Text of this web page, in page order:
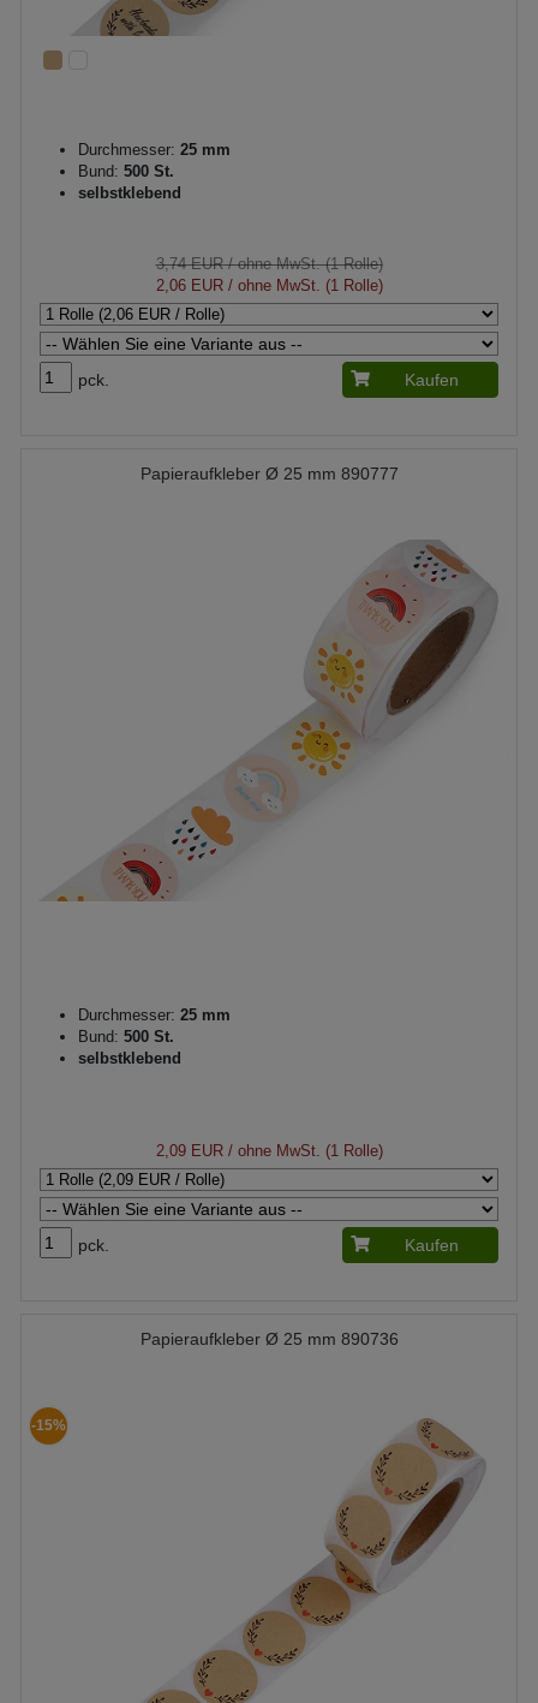
Durchmesser: 25 mm
Bund: 500 St.
selbstklebend
3,74 EUR/ ohne MwSt. (1 Rolle)
2,06 EUR/ ohne MwSt. (1 Rolle)
pck. Kaufen
Papieraufkleber Ø 25 mm 890777
Durchmesser: 25 mm
Bund: 500 St.
selbstklebend
2,09 EUR/ ohne MwSt. (1 Rolle)
pck. Kaufen
Papieraufkleber Ø 25 mm 890736
-15%